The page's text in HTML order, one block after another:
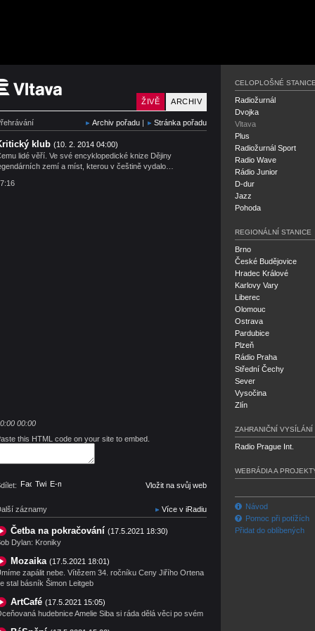
Český rozhlas Vltava
ARCHIV
ŽIVĚ
Archiv pořadu | Stránka pořadu
klub (10. 2. 2014 04:00)
lidé věří. Ve své encyklopedické knize Dějiny
zemí a míst, kterou v češtině vydalo…
00:00
this HTML code on your site to embed.
Facebook
TwitterE-mail Vložit na svůj web
záznamy Více v iRadiu
Četba na pokračování (17.5.2021 18:30)
Dylan: Kroniky
Mozaika (17.5.2021 18:01)
zapálit nebe. Vítězem 34. ročníku Ceny Jiřího Ortena
stal básník Šimon Leitgeb
ArtCafé (17.5.2021 15:05)
hudebnice Amelie Siba si ráda dělá věci po svém
CELOPLOŠNÉ
Radiožurnál
Dvojka
Vltava
Plus
Radiožurnál Sport
Radio Wave
Rádio Junior
D-dur
Jazz
Pohoda
REGIONÁLNÍ STANICE
Brno
České Budějovice
Hradec Králové
Karlovy Vary
Liberec
Olomouc
Ostrava
Pardubice
Plzeň
Rádio Praha
Střední Čechy
Sever
Vysočina
Zlín
ZAHRANIČNÍ VYSÍLÁNÍ
Radio Prague Int.
WEBRÁDIA A
Návod
Pomoc při potížích
Přidat do oblíbených